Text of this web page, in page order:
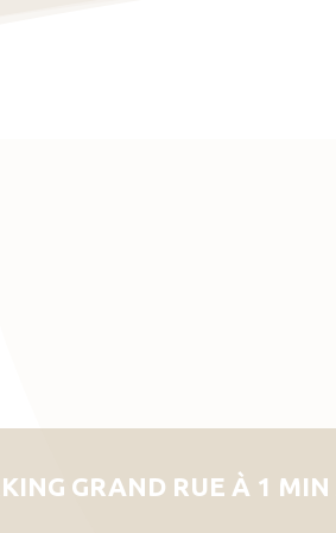
GRAND RUE À 1